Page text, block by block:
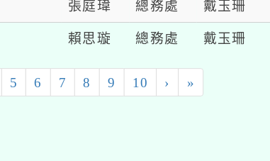
張庭瑋 總務處 戴玉珊
賴思璇 總務處 戴玉珊
5 6 7 8 9 10 › »